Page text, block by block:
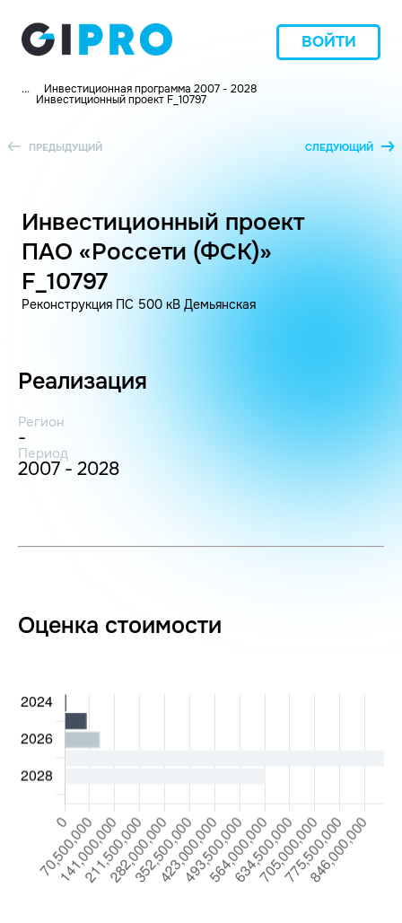
ВОЙТИ
... Инвестиционная программа 2007 - 2028
Инвестиционный проект F_10797
ПРЕДЫДУЩИЙ СЛЕДУЮЩИЙ
Инвестиционный проект
ПАО «Россети (ФСК)»
F_10797
Реконструкция ПС 500 кВ Демьянская
Реализация
Регион
-
Период
2007 - 2028
Оценка стоимости